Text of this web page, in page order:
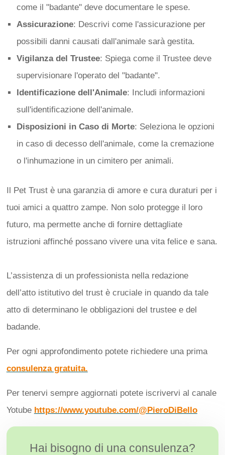
come il "badante" deve documentare le spese.
Assicurazione: Descrivi come l'assicurazione per
possibili danni causati dall'animale sarà gestita.
Vigilanza del Trustee: Spiega come il Trustee deve
supervisionare l'operato del "badante".
Identificazione dell'Animale: Includi informazioni
sull'identificazione dell'animale.
Disposizioni in Caso di Morte: Seleziona le opzioni
in caso di decesso dell'animale, come la cremazione
o l'inhumazione in un cimitero per animali.
Il Pet Trust è una garanzia di amore e cura duraturi per i
tuoi amici a quattro zampe. Non solo protegge il loro
futuro, ma permette anche di fornire dettagliate
istruzioni affinché possano vivere una vita felice e sana.
L’assistenza di un professionista nella redazione
dell’atto istitutivo del trust è cruciale in quando da tale
atto di determinano le obbligazioni del trustee e del
badande.
Per ogni approfondimento potete richiedere una prima
consulenza gratuita.
Per tenervi sempre aggiornati potete iscrivervi al canale
Yotube https://www.youtube.com/@PieroDiBello
Hai bisogno di una consulenza?